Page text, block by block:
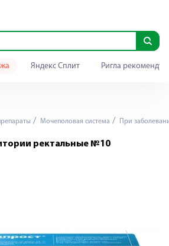
Яндекс Сплит Ригла
Мочеполовая система При
ректальные №10